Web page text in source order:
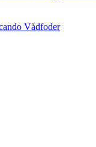
Vådfoder